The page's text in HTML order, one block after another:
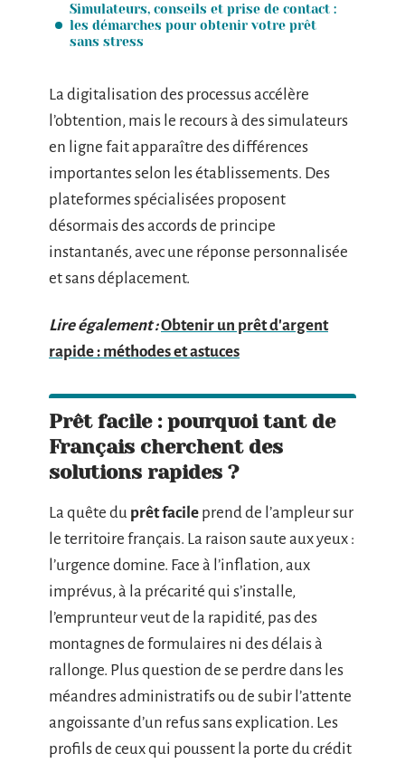
Simulateurs, conseils et prise de contact :
les démarches pour obtenir votre prêt
sans stress
La digitalisation des processus accélère
l’obtention, mais le recours à des simulateurs
en ligne fait apparaître des différences
importantes selon les établissements. Des
plateformes spécialisées proposent
désormais des accords de principe
instantanés, avec une réponse personnalisée
et sans déplacement.
Lire également :Obtenir un prêt d'argent
rapide : méthodes et astuces
Prêt facile : pourquoi tant de
Français cherchent des
solutions rapides ?
La quête du prêt facile prend de l’ampleur sur
le territoire français. La raison saute aux yeux :
l’urgence domine. Face à l’inflation, aux
imprévus, à la précarité qui s’installe,
l’emprunteur veut de la rapidité, pas des
montagnes de formulaires ni des délais à
rallonge. Plus question de se perdre dans les
méandres administratifs ou de subir l’attente
angoissante d’un refus sans explication. Les
profils de ceux qui poussent la porte du crédit